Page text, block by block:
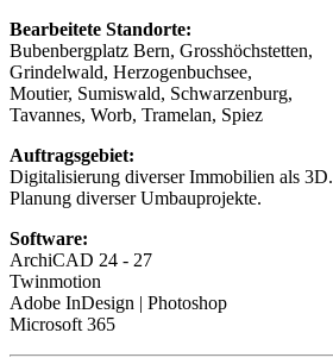
Bearbeitete Standorte:
Bubenbergplatz Bern, Grosshöchstetten,
Grindelwald, Herzogenbuchsee,
Moutier, Sumiswald, Schwarzenburg,
Tavannes, Worb, Tramelan, Spiez
Auftragsgebiet:
Digitalisierung diverser Immobilien als 3D.
Planung diverser Umbauprojekte.
Software:
ArchiCAD 24 - 27
Twinmotion
Adobe InDesign | Photoshop
Microsoft 365